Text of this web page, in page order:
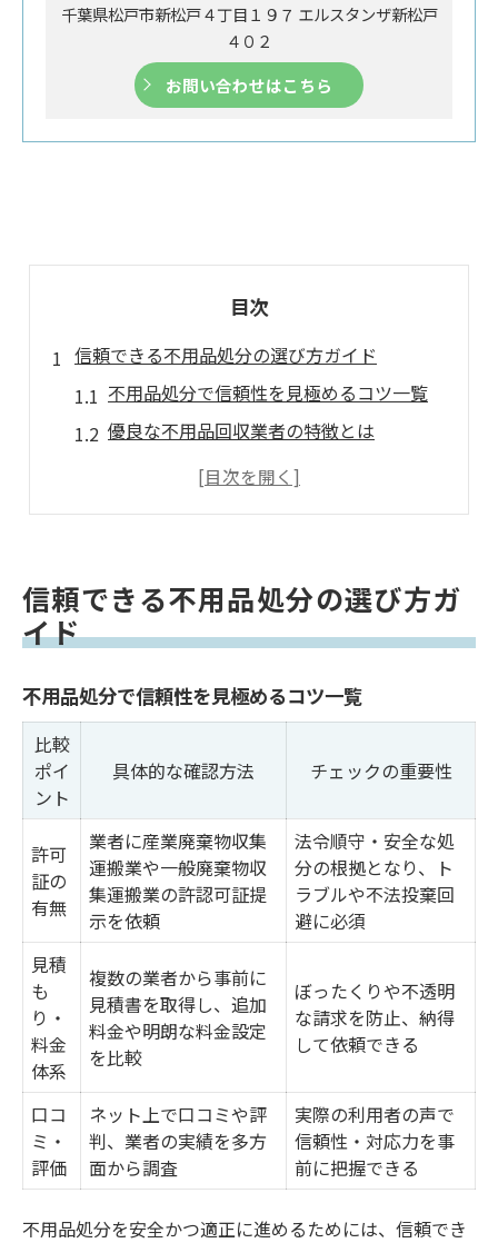
千葉県松戸市新松戸４丁目１９７ エルスタンザ新松戸
４０２
お問い合わせはこちら
目次
信頼できる不用品処分の選び方ガイド
不用品処分で信頼性を見極めるコツ一覧
優良な不用品回収業者の特徴とは
口コミから学ぶ安全な廃品回収選び
悪徳業者を避ける廃品回収の基本知識
廃品回収で悪徳業者を見抜くポイント
不用品処分業者の危険サイン早見表
無料回収の落とし穴と対策まとめ
トラブル事例から学ぶ廃品回収対策
安全な不用品処分の依頼手順まとめ
許可業者と無許可業者の違いを理解
不用品回収で確認すべき書類一覧
引越し時の不用品処分ポイント解説
トラブル回避のための不用品処分実践法
トラブル事例で学ぶ不用品処分注意点
安全な廃品回収の流れを表で確認
不用品処分でありがちな失敗を防ぐ
安心できる不用品回収依頼のコツ
不用品処分時の料金トラブル対策
信頼できる不用品処分の選び方ガ
イド
不用品処分で信頼性を見極めるコツ一覧
比較
ポイ
ント
具体的な確認方法 チェックの重要性
許可
証の
有無
業者に産業廃棄物収集
運搬業や一般廃棄物収
集運搬業の許認可証提
示を依頼
法令順守・安全な処
分の根拠となり、ト
ラブルや不法投棄回
避に必須
見積
も
り・
料金
体系
複数の業者から事前に
見積書を取得し、追加
料金や明朗な料金設定
を比較
ぼったくりや不透明
な請求を防止、納得
して依頼できる
口コ
ミ・
評価
ネット上で口コミや評
判、業者の実績を多方
面から調査
実際の利用者の声で
信頼性・対応力を事
前に把握できる
不用品処分を安全かつ適正に進めるためには、信頼でき